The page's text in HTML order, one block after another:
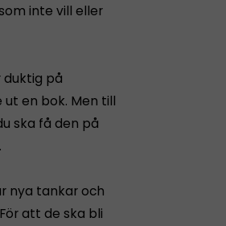
inte vill eller
på
en bok. Men till
ska få den på
nya tankar och
att de ska bli